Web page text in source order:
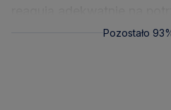
Pozostało